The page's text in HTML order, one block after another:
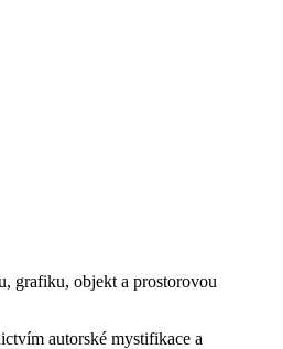
grafiku, objekt a prostorovou
autorské mystifikace a